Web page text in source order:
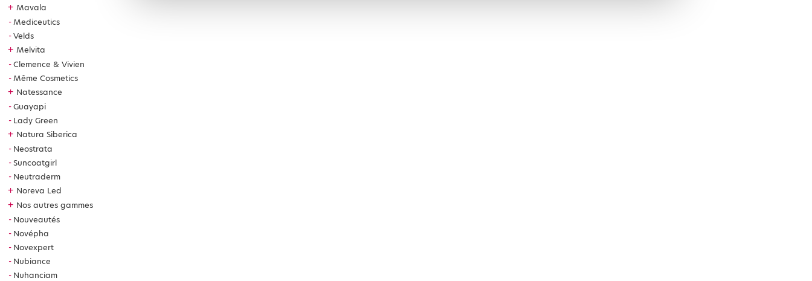
+ Mavala
Mediceutics
Velds
+ Melvita
Clemence & Vivien
Même Cosmetics
+ Natessance
Guayapi
Lady Green
+ Natura Siberica
Neostrata
Suncoatgirl
Neutraderm
+ Noreva Led
+ Nos autres gammes
Nouveautés
Novépha
Novexpert
Nubiance
Nuhanciam